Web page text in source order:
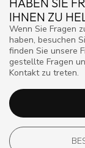
IHNEN ZU
Wenn Sie Fragen
haben, besuchen
finden Sie unsere
gestellte Fragen
Kontakt zu treten.